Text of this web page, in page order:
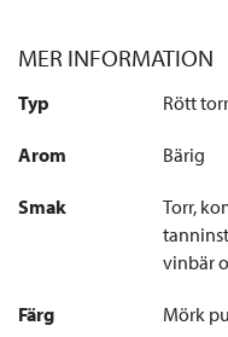
MER INFORMATION
Typ Rött
Arom Bärig
Smak
Torr,
vinbär
Färg Mörk